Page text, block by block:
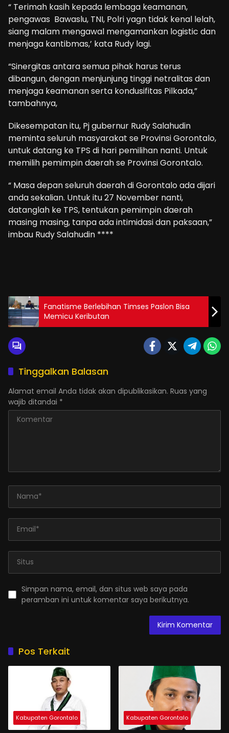
“ Terimah kasih kepada lembaga keamanan,
pengawas Bawaslu, TNI, Polri yagn tidak kenal lelah,
siang malam mengawal mengamankan logistic dan
menjaga kantibmas,’ kata Rudy lagi.
“Sinergitas antara semua pihak harus terus
dibangun, dengan menjunjung tinggi netralitas dan
menjaga keamanan serta kondusifitas Pilkada,”
tambahnya,
Dikesempatan itu, Pj gubernur Rudy Salahudin
meminta seluruh masyarakat se Provinsi Gorontalo,
untuk datang ke TPS di hari pemilihan nanti. Untuk
memilih pemimpin daerah se Provinsi Gorontalo.
“ Masa depan seluruh daerah di Gorontalo ada dijari
anda sekalian. Untuk itu 27 November nanti,
datanglah ke TPS, tentukan pemimpin daerah
masing masing, tanpa ada intimidasi dan paksaan,”
imbau Rudy Salahudin ****
Fanatisme Berlebihan Timses Paslon Bisa
Memicu Keributan
Tinggalkan Balasan
Alamat email Anda tidak akan dipublikasikan. Ruas yang
wajib ditandai *
Simpan nama, email, dan situs web saya pada
peramban ini untuk komentar saya berikutnya.
Pos Terkait
Kabupaten Gorontalo Kabupaten Gorontalo